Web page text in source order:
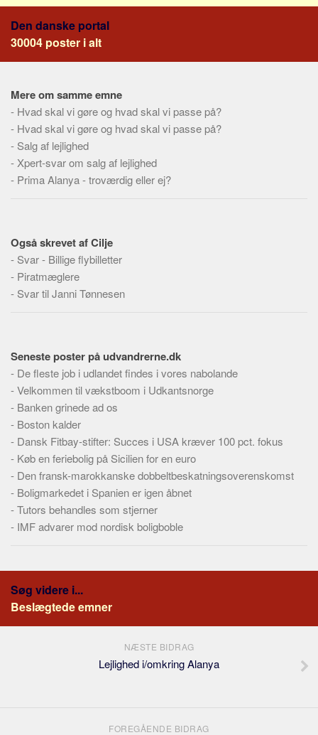
Bolig
Job
Investering
Pension og opsparing
Social sikring og sundhed
Transport
Køb og salg
Økonomi
Jura og regler
Alle
Meta
Dokumenttyper
Emner
Skribenter
Personer
Steder
Om
Webstedet
Den danske portal
30004 poster i alt
Mere om samme emne
- Hvad skal vi gøre og hvad skal vi passe på?
- Hvad skal vi gøre og hvad skal vi passe på?
- Salg af lejlighed
- Xpert-svar om salg af lejlighed
- Prima Alanya - troværdig eller ej?
Også skrevet af Cilje
- Svar - Billige flybilletter
- Piratmæglere
- Svar til Janni Tønnesen
Seneste poster på udvandrerne.dk
- De fleste job i udlandet findes i vores nabolande
-Velkommen til vækstboom i Udkantsnorge
- Banken grinede ad os
- Boston kalder
- Dansk Fitbay-stifter: Succes i USA kræver 100 pct. fokus
- Køb en feriebolig på Sicilien for en euro
- Den fransk-marokkanske dobbeltbeskatningsoverenskomst
- Boligmarkedet i Spanien er igen åbnet
-Tutors behandles som stjerner
- IMF advarer mod nordisk boligboble
Søg videre i...
Beslægtede emner
NÆSTE BIDRAG
Lejlighed i/omkring Alanya
FOREGÅENDE BIDRAG